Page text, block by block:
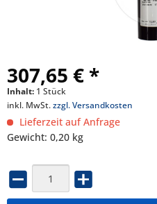
307,65 € *
Inhalt: 1 Stück
inkl. MwSt.zzgl. Versandkosten
Lieferzeit auf Anfrage
Gewicht: 0,20 kg